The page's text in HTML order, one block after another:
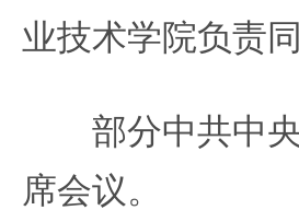
业技术学院负责
部分中共中央
席会议。